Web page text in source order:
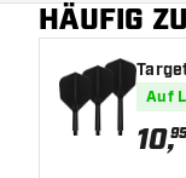
HÄUFIG
Auf
10,